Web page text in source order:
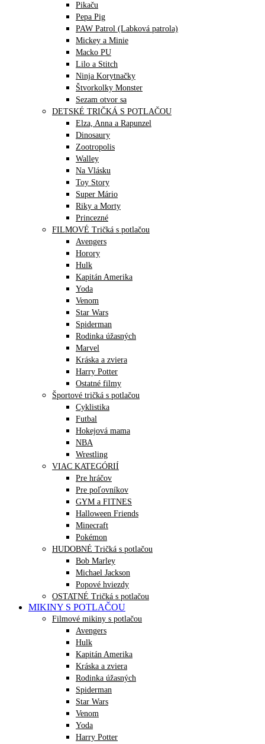
Pikaču
Pepa Pig
PAW Patrol (Labková patrola)
Mickey a Minie
Macko PU
Lilo a Stitch
Ninja Korytnačky
Štvorkolky Monster
Sezam otvor sa
DETSKÉ TRIČKÁ S POTLAČOU
Elza, Anna a Rapunzel
Dinosaury
Zootropolis
Walley
Na Vlásku
Toy Story
Super Mário
Riky a Morty
Princezné
FILMOVÉ Tričká s potlačou
Avengers
Horory
Hulk
Kapitán Amerika
Yoda
Venom
Star Wars
Spiderman
Rodinka úžasných
Marvel
Kráska a zviera
Harry Potter
Ostatné filmy
Športové tričká s potlačou
Cyklistika
Futbal
Hokejová mama
NBA
Wrestling
VIAC KATEGÓRIÍ
Pre hráčov
Pre poľovníkov
GYM a FITNES
Halloween Friends
Minecraft
Pokémon
HUDOBNÉ Tričká s potlačou
Bob Marley
Michael Jackson
Popové hviezdy
OSTATNÉ Tričká s potlačou
MIKINY S POTLAČOU
Filmové mikiny s potlačou
Avengers
Hulk
Kapitán Amerika
Kráska a zviera
Rodinka úžasných
Spiderman
Star Wars
Venom
Yoda
Harry Potter